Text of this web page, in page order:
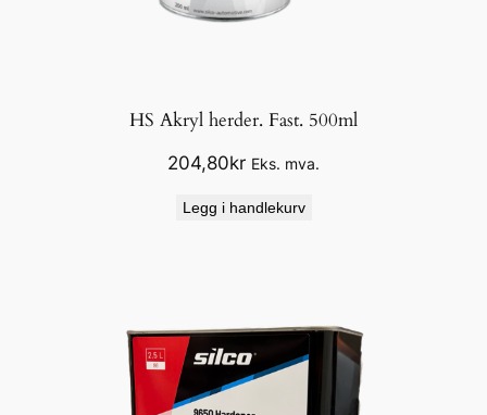
HS Akryl herder. Fast. 500ml
204,80kr Eks. mva.
Legg i handlekurv